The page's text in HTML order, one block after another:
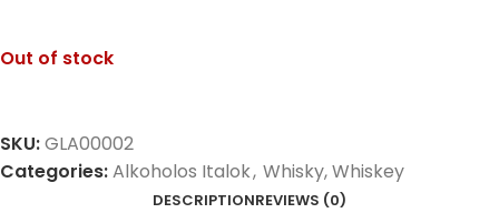
Out of stock
SKU:GLA00002
Categories:Alkoholos Italok, Whisky, Whiskey
DESCRIPTIONREVIEWS (0)